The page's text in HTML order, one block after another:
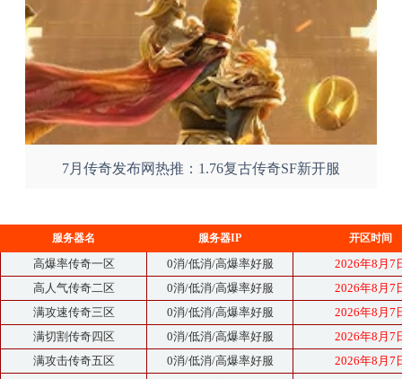
7月传奇发布网热推：1.76复古传奇SF新开服
服务器名 服务器IP 开区时间
高爆率传奇一区 0消/低消/高爆率好服
2026年8月7
高人气传奇二区
0消/低消/高爆率好服
2026年8月7
满攻速传奇三区
0消/低消/高爆率好服
2026年8月7
满切割传奇四区
0消/低消/高爆率好服
2026年8月7
满攻击传奇五区
0消/低消/高爆率好服
2026年8月7